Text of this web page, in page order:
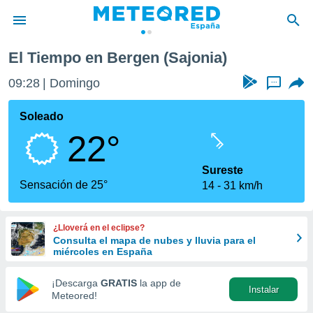
de
por
que se
calidad.
a este
las
y
forma
digital
basada
El Tiempo en Bergen (Sajonia)
09:28 Domingo ...
Soleado
22°
Sensación de 25°
Sureste
14
31 km/h
¿Lloverá en el eclipse?
Consulta el mapa de nubes y lluvia para el
miércoles en España
¡Descarga GRATIS la app de
Meteored!
Instalar